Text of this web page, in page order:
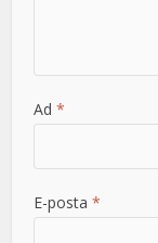
Ad*
E-posta*